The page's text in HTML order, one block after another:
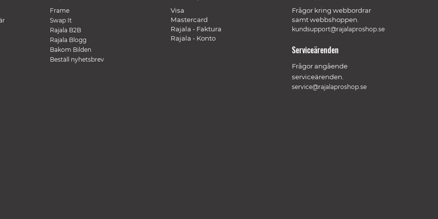
Frame
Swap It
Rajala B2B
Rajala Blogg
Bakom Bilden
Beställ nyhetsbrev
Visa
Mastercard
Rajala - Faktura
Rajala - Konto
Frågor kring webbordrar
samt webbshoppen.
kundsupport@rajalaproshop.se
Serviceärenden
Frågor angående
serviceärenden.
service@rajalaproshop.se